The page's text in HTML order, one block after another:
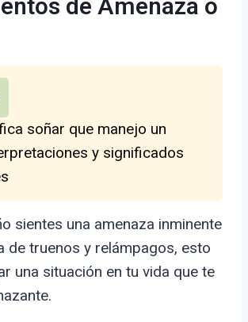
de Amenaza o
soñar que manejo un
y significados
sientes una amenaza inminente
de truenos y relámpagos, esto
una situación en tu vida que te